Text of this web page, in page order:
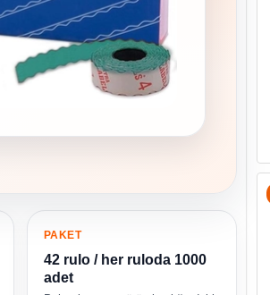
PAKET
42 rulo / her ruloda 1000
adet